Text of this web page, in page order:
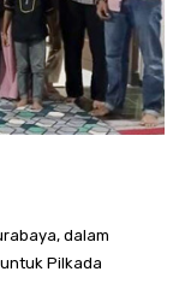
dalam
Pilkada